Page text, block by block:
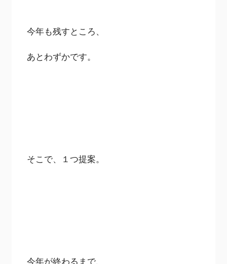
今年も残すところ、
あとわずかです。
そこで、１つ提案。
今年が終わるまで、